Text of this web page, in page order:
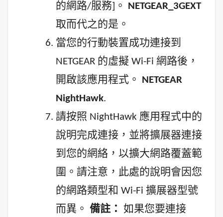
的網路/服務]。 NETGEAR_3GEXT
取而代之的是。
當您的行動裝置成功連接到
NETGEAR 的虛擬 Wi-Fi 網路後，
開啟該應用程式。 NETGEAR
NightHawk.
請按照 NightHawk 應用程式中的
說明完成連接，並將擴展器連接
到您的網絡，以擴大網路覆蓋範
圍。請注意，此處的說明會因您
的網路類型和 Wi-Fi 擴展器型號
而異。 備註：
如果您要連接